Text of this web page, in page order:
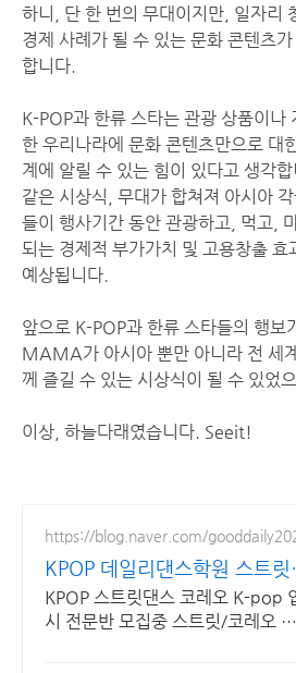
하니, 단 한 번의 무대이지만, 일자리
경제 사례가 될 수 있는 문화 콘텐츠
합니다.
K-POP과 한류 스타는 관광 상품이나
한 우리나라에 문화 콘텐츠만으로 대
계에 알릴 수 있는 힘이 있다고 생각
같은 시상식, 무대가 합쳐져 아시아
들이 행사기간 동안 관광하고, 먹고,
되는 경제적 부가가치 및 고용창출 효
예상됩니다.
앞으로 K-POP과 한류 스타들의 행보
MAMA가 아시아 뿐만 아니라 전 세
께 즐길 수 있는 시상식이 될 수 있었
이상, 하늘다래였습니다. Seeit!
https://blog.naver.com/
KPOP 데일리댄스학원 스트릿
스 코레오 입시전문반
KPOP 스트릿댄스 코레오 K-pop
시 전문반 모집중 스트릿/코레오 입